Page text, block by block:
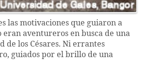
las motivaciones que guiaron a
eran aventureros en busca de una
de los Césares. Ni errantes
guiados por el brillo de una